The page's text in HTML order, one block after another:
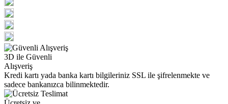
3D ile Güvenli
Alışveriş
Kredi kartı yada banka kartı bilgileriniz SSL ile şifrelenmekte ve
sadece bankanızca bilinmektedir.